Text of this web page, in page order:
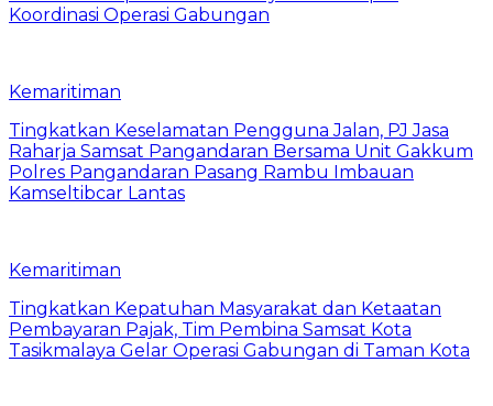
Koordinasi Operasi Gabungan
Kemaritiman
Tingkatkan Keselamatan Pengguna Jalan, PJ Jasa
Raharja Samsat Pangandaran Bersama Unit Gakkum
Polres Pangandaran Pasang Rambu Imbauan
Kamseltibcar Lantas
Kemaritiman
Tingkatkan Kepatuhan Masyarakat dan Ketaatan
Pembayaran Pajak, Tim Pembina Samsat Kota
Tasikmalaya Gelar Operasi Gabungan di Taman Kota